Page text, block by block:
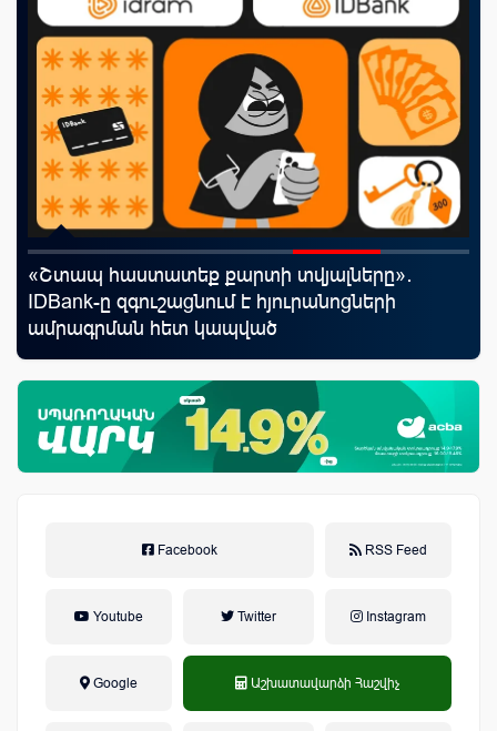
«Շտապ հաստատեք քարտի տվյալները»․
IDBank-ը զգուշացնում է հյուրանոցների
ամրագրման հետ կապված
զեղծարարությունների մասին
Facebook RSS Feed
Youtube Twitter Instagram
Google Աշխատավարձի Հաշվիչ